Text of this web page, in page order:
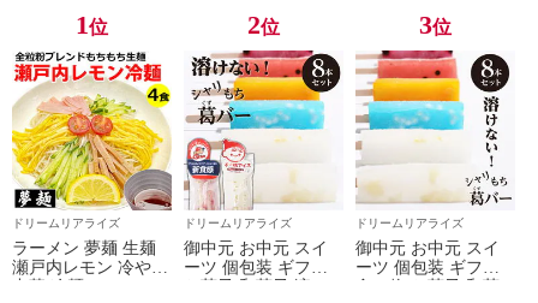
ャンディー
1位
ドリームリアライズ
ラーメン 夢麺 生麺
瀬戸内レモン 冷やし
中華 冷麺 レモンス
2位
ドリームリアライズ
御中元 お中元 スイ
ーツ 個包装 ギフト
お菓子 和菓子 溶け
3位
ドリームリアライズ
御中元 お中元 スイ
ーツ 個包装 ギフト
食べ物 お菓子 和菓